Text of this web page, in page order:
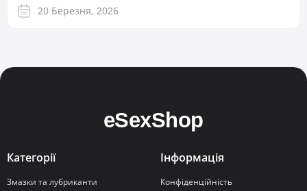
20 Березня, 2026
Категорії
Змазки та лубриканти
Інформація
Конфіденційність